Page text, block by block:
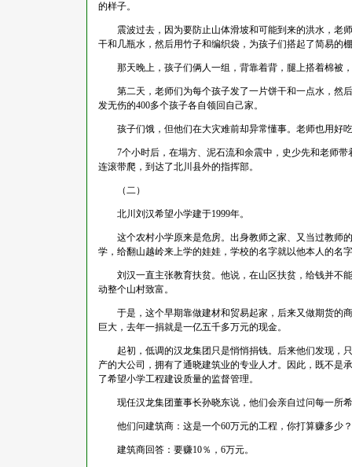
的样子。
震波过去，因为要防止山体滑坡和可能到来的洪水，老
干和几瓶水，然后用竹子和编织袋，为孩子们搭起了简易的
那天晚上，孩子们俩人一组，背靠着背，腿上搭着棉被
第二天，老师们为每个孩子发了一片饼干和一点水，然
发无伤的400多个孩子各自领回自己家。
孩子们饿，但他们在大灾难前却异常懂事。老师也用好吃
7个小时后，在塌方、泥石流和余震中，史少先和老师带
连滚带爬，到达了北川县外的指挥部。
（二）
北川刘汉希望小学建于1999年。
这个农村小学原来是危房。出身教师之家、又当过教师
学，给翻山越岭来上学的娃娃，学校的名字就以他本人的名
刘汉一直主张教育扶贫。他说，在山区扶贫，给钱并不
动整个山村致富。
于是，这个早期靠做建材和贸易起家，后来又做期货的
巨大，去年一捐就是一亿五千多万元的现金。
起初，低调的汉龙集团只是悄悄捐钱。后来他们发现，
产的大公司，拥有了通晓建筑业的专业人才。因此，既不是
了希望小学工程建设质量的监督管理。
现任汉龙集团董事长孙晓东说，他们会亲自过问每一所
他们问建筑商：这是一个60万元的工程，你打算赚多少？
建筑商回答：要赚10％，6万元。